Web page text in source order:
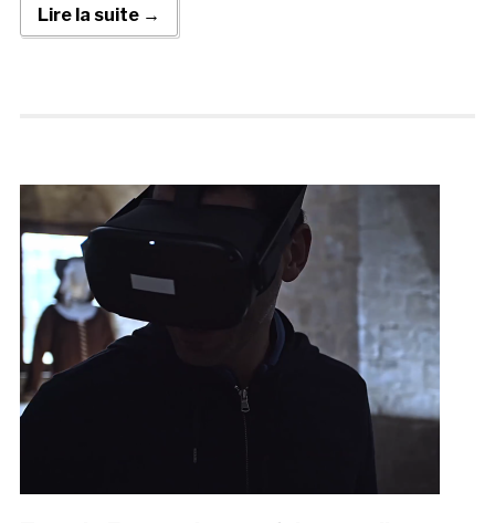
Lire la suite →